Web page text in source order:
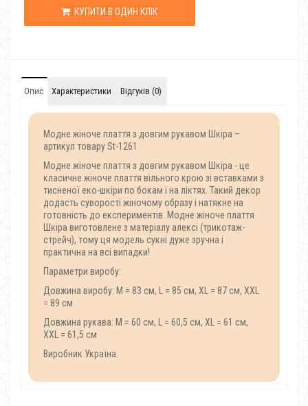
КУПИТИ В ОДИН КЛІК
Опис Характеристики Відгуків (0)
Модне жіноче плаття з довгим рукавом Шкіра –
артикул товару St-1261
Модне жіноче плаття з довгим рукавом Шкіра - це
класичне жіноче плаття вільного крою зі вставками з
тисненої еко-шкіри по бокам і на ліктях. Такий декор
додасть суворості жіночому образу і натякне на
готовність до експериментів. Модне жіноче плаття
Шкіра виготовлене з матеріалу алексі (трикотаж-
стрейч), тому ця модель сукні дуже зручна і
практична на всі випадки!
Параметри виробу:
Довжина виробу: М = 83 см, L = 85 см, XL = 87 см, XXL
= 89 см
Довжина рукава: М = 60 см, L = 60,5 см, XL = 61 см,
XXL = 61,5 см
Виробник Україна.